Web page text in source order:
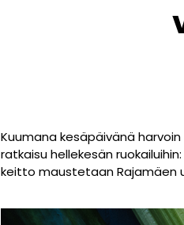
Kuumana kesäpäivänä
ratkaisu hellekesän
keitto maustetaan Rajamäen